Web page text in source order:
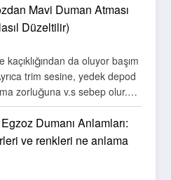
Mavi Duman Atması
Düzeltilir)
da oluyor başım
trim sesine, yedek depod
zorluğuna v.s sebep olur.…
Egzoz Dumanı Anlamları:
ve renkleri ne anlama